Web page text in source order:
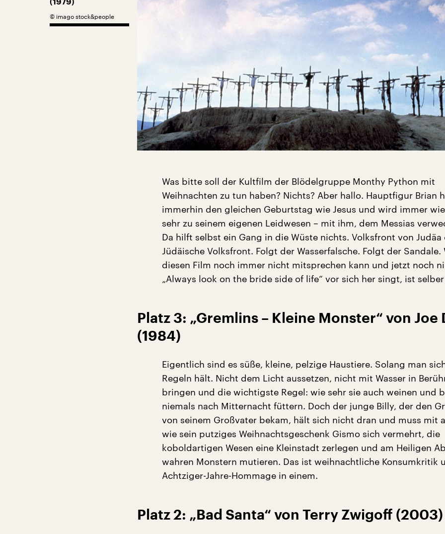
(1979)
© imago stock&people
Was bitte soll der Kultfilm der Blödelgruppe Monthy Python mit
Weihnachten zu tun haben? Nichts? Aber hallo. Hauptfigur Brian
immerhin den gleichen Geburtstag wie Jesus und wird immer
sehr zu seinem eigenen Leidwesen – mit ihm, dem Messias
Da hilft selbst ein Gang in die Wüste nichts. Volksfront von Judäa
Jüdäische Volksfront. Folgt der Wasserfalsche. Folgt der Sandale.
diesen Film noch immer nicht mitsprechen kann und jetzt noch
„Always look on the bride side of life“ vor sich her singt, ist
Platz 3: „Gremlins – Kleine Monster“ von Joe
(1984)
Eigentlich sind es süße, kleine, pelzige Haustiere. Solang man
Regeln hält. Nicht dem Licht aussetzen, nicht mit Wasser in
bringen und die wichtigste Regel: wie sehr sie auch weinen und
niemals nach Mitternacht füttern. Doch der junge Billy, der den
von seinem Großvater bekam, hält sich nicht dran und muss mit
wie sein putziges Weihnachtsgeschenk Gismo sich vermehrt, die
koboldartigen Wesen eine Kleinstadt zerlegen und am Heiligen
wahren Monstern mutieren. Das ist weihnachtliche Konsumkritik
Achtziger-Jahre-Hommage in einem.
Platz 2: „Bad Santa“ von Terry Zwigoff (2003)